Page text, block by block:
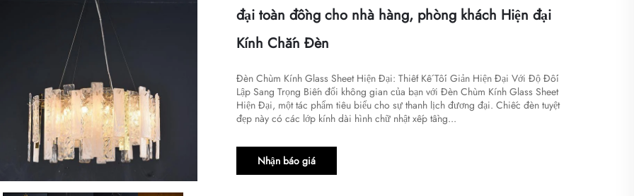
đại toàn đồng cho nhà hàng, phòng khách Hiện đại
Kính Chắn Đèn
Đèn Chùm Kính Glass Sheet Hiện Đại: Thiết Kế Tối Giản Hiện Đại Với Độ Đối
Lập Sang Trọng Biến đổi không gian của bạn với Đèn Chùm Kính Glass Sheet
Hiện Đại, một tác phẩm tiêu biểu cho sự thanh lịch đương đại. Chiếc đèn tuyệt
đẹp này có các lớp kính dài hình chữ nhật xếp tầng...
Nhận báo giá